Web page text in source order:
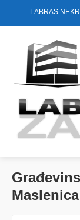
LABRAS
Maslenica